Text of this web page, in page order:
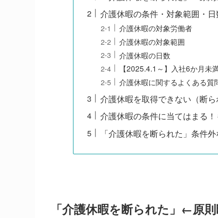
介護休暇の条件・対象範囲・
介護休暇の対象労働者
介護休暇の対象範囲
介護休暇の日数
【2025.4.1～】入社6か月未
介護休暇に関するよくある質
介護休暇を取得できない（断
介護休暇の条件に当てはまる
「介護休暇を断られた」条件
「介護休暇を断られた」←原